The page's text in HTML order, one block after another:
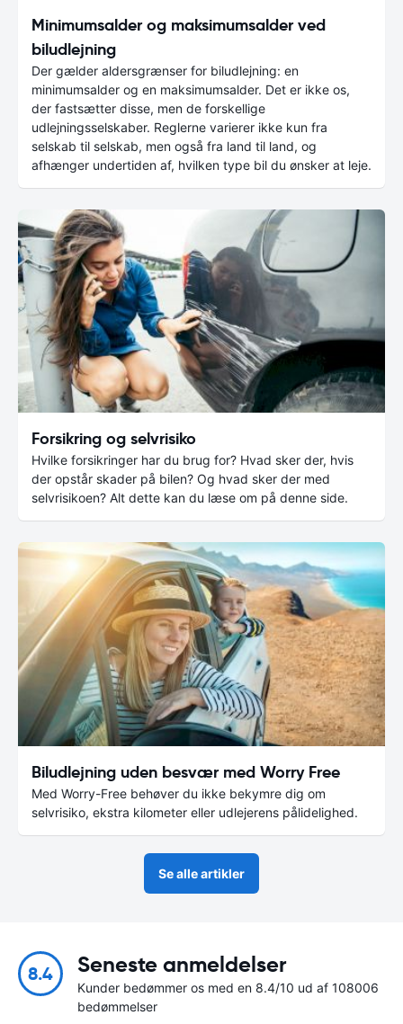
Minimumsalder og maksimumsalder ved
biludlejning
Der gælder aldersgrænser for biludlejning: en
minimumsalder og en maksimumsalder. Det er ikke os,
der fastsætter disse, men de forskellige
udlejningsselskaber. Reglerne varierer ikke kun fra
selskab til selskab, men også fra land til land, og
afhænger undertiden af, hvilken type bil du ønsker at leje.
Forsikring og selvrisiko
Hvilke forsikringer har du brug for? Hvad sker der, hvis
der opstår skader på bilen? Og hvad sker der med
selvrisikoen? Alt dette kan du læse om på denne side.
Biludlejning uden besvær med Worry Free
Med Worry-Free behøver du ikke bekymre dig om
selvrisiko, ekstra kilometer eller udlejerens pålidelighed.
Se alle artikler
8.4 Seneste anmeldelser
Kunder bedømmer os med en 8.4/10 ud af 108006
bedømmelser